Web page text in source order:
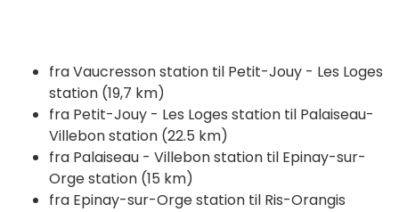
fra Vaucresson station til Petit-Jouy - Les Loges
station (19,7 km)
fra Petit-Jouy - Les Loges station til Palaiseau-
Villebon station (22.5 km)
fra Palaiseau - Villebon station til Epinay-sur-
Orge station (15 km)
fra Epinay-sur-Orge station til Ris-Orangis